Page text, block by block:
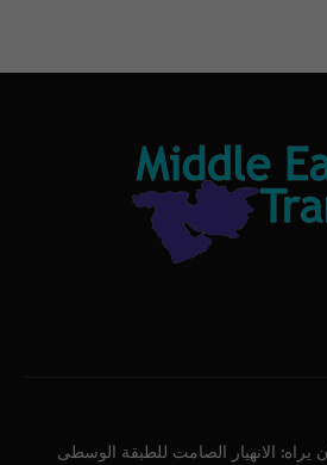
يراه: الانهيار الصامت للطبقة الوسطى